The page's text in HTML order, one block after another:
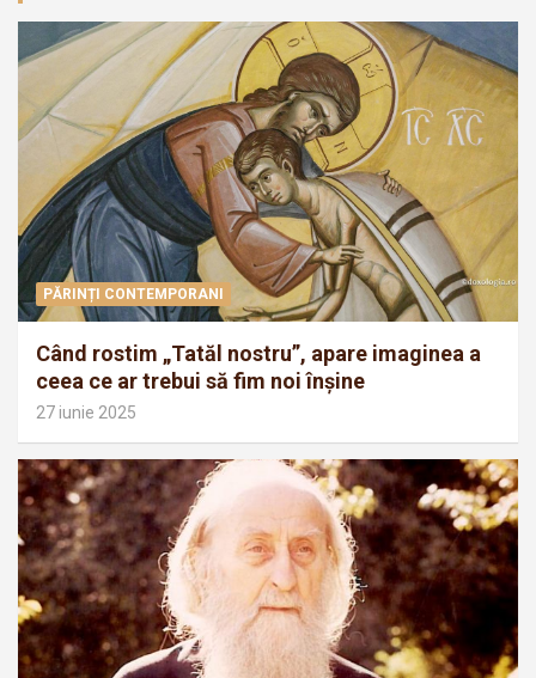
PĂRINȚI CONTEMPORANI
Când rostim „Tatăl nostru”, apare imaginea a
ceea ce ar trebui să fim noi înșine
27 iunie 2025